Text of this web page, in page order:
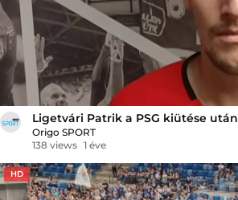
Ligetvári Patrik a PSG kiütése után
Origo SPORT
138 views 1 éve
HD